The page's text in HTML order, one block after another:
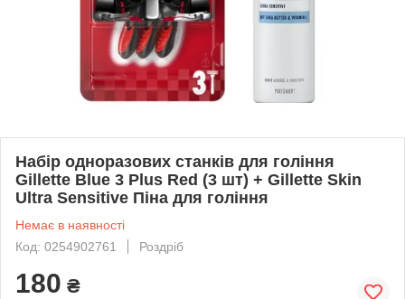
Набір одноразових станків для гоління
Gillette Blue 3 Plus Red (3 шт) + Gillette Skin
Ultra Sensitive Піна для гоління
Немає в наявності
Код: 0254902761
Роздріб
180 ₴